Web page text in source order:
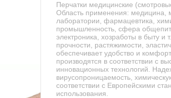
Перчатки медицинские
Область применения: медицина,
лаборатории, фармацевтика,
промышленность, сфера
электроника, хозработы в быту и
прочности, растяжимости,
обеспечивает удобство и
производятся в соответствии с
инновационных технологий.
вирусопроницаемость,
соответствии с Европейскими
использования.